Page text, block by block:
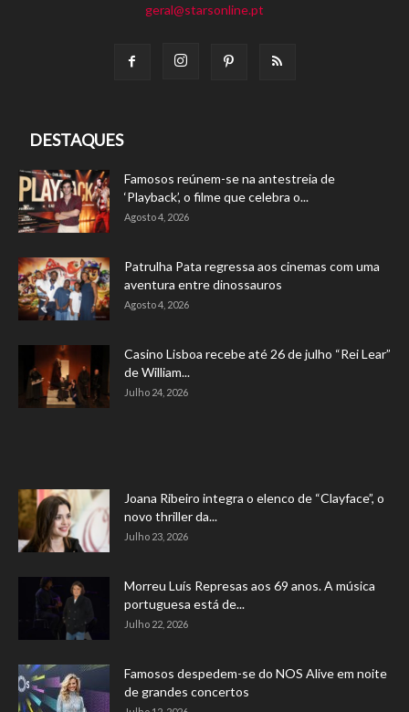
geral@starsonline.pt
DESTAQUES
Famosos reúnem-se na antestreia de
‘Playback’, o filme que celebra o...
Agosto 4, 2026
Patrulha Pata regressa aos cinemas com uma
aventura entre dinossauros
Agosto 4, 2026
Casino Lisboa recebe até 26 de julho “Rei Lear”
de William...
Julho 24, 2026
Joana Ribeiro integra o elenco de “Clayface”, o
novo thriller da...
Julho 23, 2026
Morreu Luís Represas aos 69 anos. A música
portuguesa está de...
Julho 22, 2026
Famosos despedem-se do NOS Alive em noite
de grandes concertos